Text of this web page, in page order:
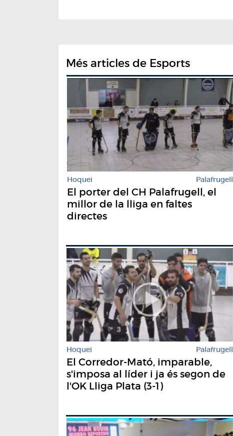
Més articles de Esports
Hoquei Palafrugell
El porter del CH Palafrugell, el
millor de la lliga en faltes
directes
Hoquei Palafrugell
El Corredor-Mató, imparable,
s'imposa al líder i ja és segon de
l'OK Lliga Plata (3-1)